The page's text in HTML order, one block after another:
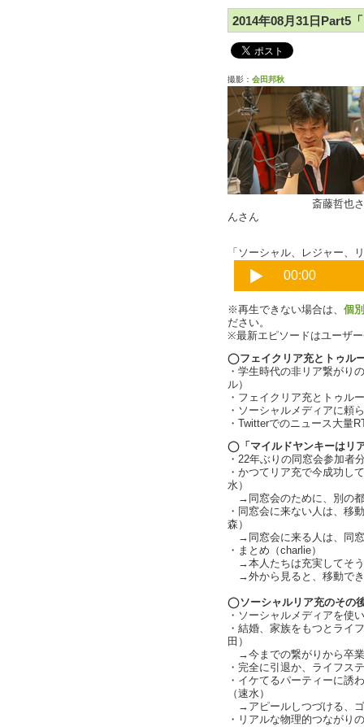
2014年08月31日Part5
撮影： 会田邦秋
斎藤哲也
んさん
「ソーシャル、レジャー、
※再生できない場合は、 個
ださい。
※最新エピソードはユーザ
◯フェイクリア充とトゥル
・学生時代の非リア繋がり
ル）
・フェイクリア充とトゥル
・ソーシャルメディアに頼
・Twitterでのニュース大量
◯「マイルドヤンキーはリ
・22年ぶりの同窓会参加者
・かつてリア充で今成功し
水）
→同窓会のために、別の都
・同窓会に来ない人は、移
森）
→同窓会に来る人は、同
・まとめ（charlie）
→本人たちは充実してそう
→外から見ると、移動でき
◯ソーシャルリア充のその
・ソーシャルメディアを使
・結婚、家族をもつとライ
田）
→今までの繋がりから卒
・完全に引退か、ライフス
・イケてるパーティーに誘
（速水）
→アピールしつづける、
・リアルな物理的つながり